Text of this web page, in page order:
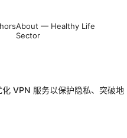
About — Healthy Life
Sector
VPN 服务以保护隐私、突破地